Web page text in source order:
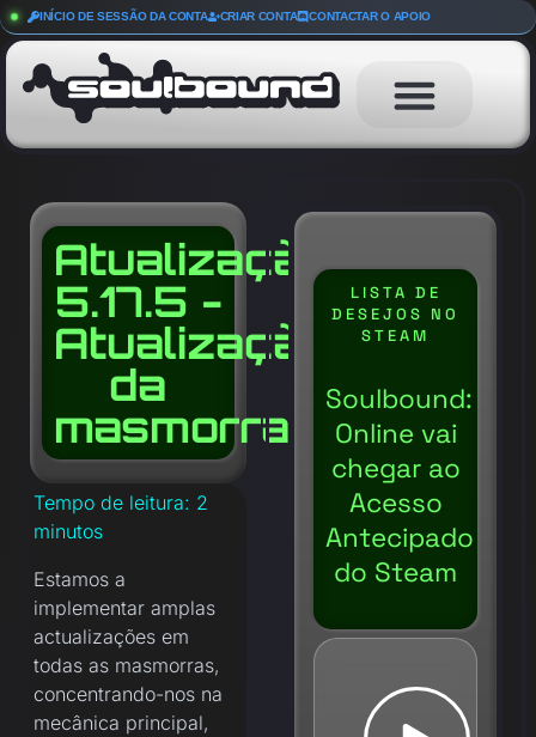
INÍCIO DE SESSÃO DA CONTA CRIAR CONTA CONTACTAR O APOIO
Atualização
5.17.5 -
Atualização
da
masmorra
Tempo de leitura: 2
minutos
Estamos a
implementar amplas
actualizações em
todas as masmorras,
concentrando-nos na
mecânica principal,
LISTA DE
DESEJOS NO
STEAM
Soulbound:
Online vai
chegar ao
Acesso
Antecipado
do Steam